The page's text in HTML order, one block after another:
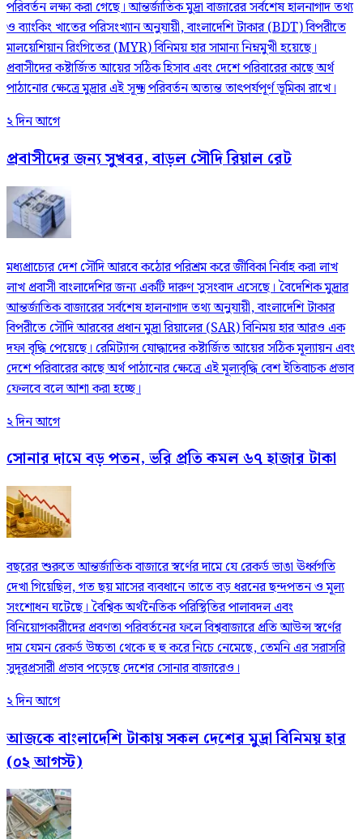
পরিবর্তন লক্ষ্য করা গেছে। আন্তর্জাতিক মুদ্রা বাজারের সর্বশেষ হালনাগাদ তথ্য
ও ব্যাংকিং খাতের পরিসংখ্যান অনুযায়ী, বাংলাদেশি টাকার (BDT) বিপরীতে
মালয়েশিয়ান রিংগিতের (MYR) বিনিময় হার সামান্য নিম্নমুখী হয়েছে।
প্রবাসীদের কষ্টার্জিত আয়ের সঠিক হিসাব এবং দেশে পরিবারের কাছে অর্থ
পাঠানোর ক্ষেত্রে মুদ্রার এই সূক্ষ্ম পরিবর্তন অত্যন্ত তাৎপর্যপূর্ণ ভূমিকা রাখে।
২ দিন আগে
প্রবাসীদের জন্য সুখবর, বাড়ল সৌদি রিয়াল রেট
মধ্যপ্রাচ্যের দেশ সৌদি আরবে কঠোর পরিশ্রম করে জীবিকা নির্বাহ করা লাখ
লাখ প্রবাসী বাংলাদেশির জন্য একটি দারুণ সুসংবাদ এসেছে। বৈদেশিক মুদ্রার
আন্তর্জাতিক বাজারের সর্বশেষ হালনাগাদ তথ্য অনুযায়ী, বাংলাদেশি টাকার
বিপরীতে সৌদি আরবের প্রধান মুদ্রা রিয়ালের (SAR) বিনিময় হার আরও এক
দফা বৃদ্ধি পেয়েছে। রেমিট্যান্স যোদ্ধাদের কষ্টার্জিত আয়ের সঠিক মূল্যায়ন এবং
দেশে পরিবারের কাছে অর্থ পাঠানোর ক্ষেত্রে এই মূল্যবৃদ্ধি বেশ ইতিবাচক প্রভাব
ফেলবে বলে আশা করা হচ্ছে।
২ দিন আগে
সোনার দামে বড় পতন, ভরি প্রতি কমল ৬৭ হাজার টাকা
বছরের শুরুতে আন্তর্জাতিক বাজারে স্বর্ণের দামে যে রেকর্ড ভাঙা ঊর্ধ্বগতি
দেখা গিয়েছিল, গত ছয় মাসের ব্যবধানে তাতে বড় ধরনের ছন্দপতন ও মূল্য
সংশোধন ঘটেছে। বৈশ্বিক অর্থনৈতিক পরিস্থিতির পালাবদল এবং
বিনিয়োগকারীদের প্রবণতা পরিবর্তনের ফলে বিশ্ববাজারে প্রতি আউন্স স্বর্ণের
দাম যেমন রেকর্ড উচ্চতা থেকে হু হু করে নিচে নেমেছে, তেমনি এর সরাসরি
সুদূরপ্রসারী প্রভাব পড়েছে দেশের সোনার বাজারেও।
২ দিন আগে
আজকে বাংলাদেশি টাকায় সকল দেশের মুদ্রা বিনিময় হার
(০২ আগস্ট)